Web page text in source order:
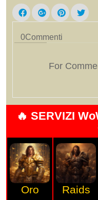
0Commenti
For
🔥 SERVIZI
Oro Raids